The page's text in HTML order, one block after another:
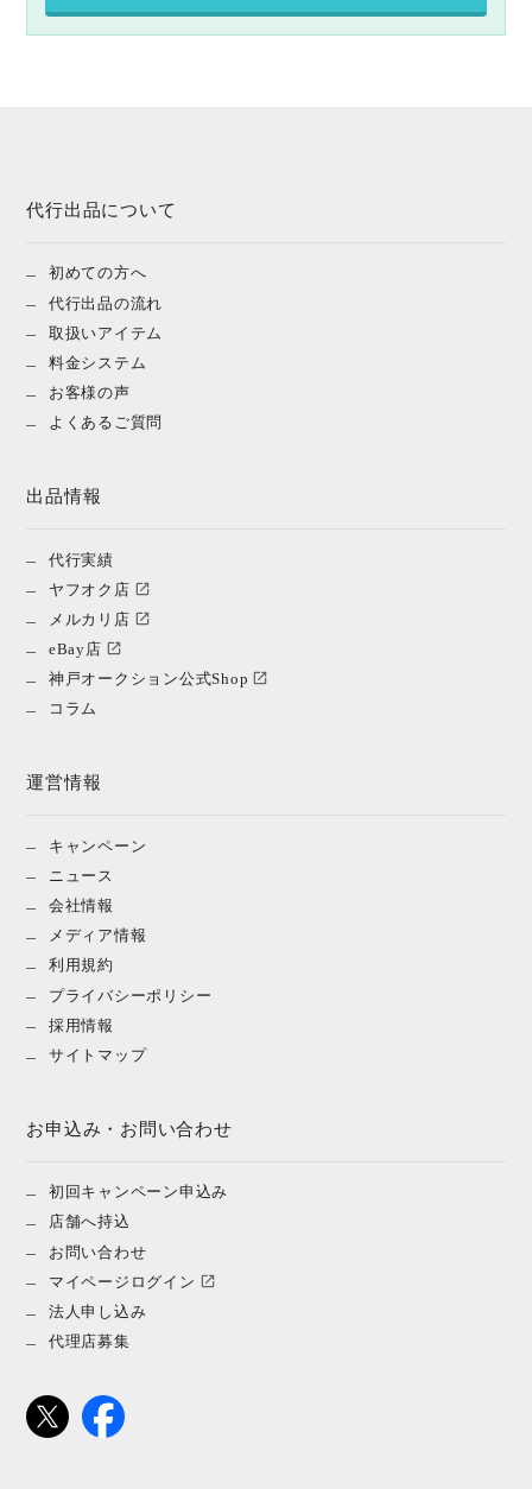
代行出品について
初めての方へ
代行出品の流れ
取扱いアイテム
料金システム
お客様の声
よくあるご質問
出品情報
代行実績
ヤフオク店
メルカリ店
eBay店
神戸オークション公式Shop
コラム
運営情報
キャンペーン
ニュース
会社情報
メディア情報
利用規約
プライバシーポリシー
採用情報
サイトマップ
お申込み・お問い合わせ
初回キャンペーン申込み
店舗へ持込
お問い合わせ
マイページログイン
法人申し込み
代理店募集